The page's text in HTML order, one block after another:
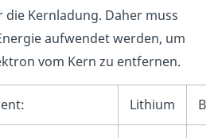
die Kernladung. Daher muss
aufwendet werden, um
vom Kern zu entfernen.
Lithium